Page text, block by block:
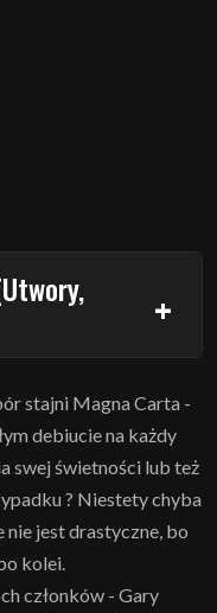
stajni Magna Carta -
debiucie na każdy
swej świetności lub też
? Niestety chyba
nie jest drastyczne, bo
kolei.
członków - Gary